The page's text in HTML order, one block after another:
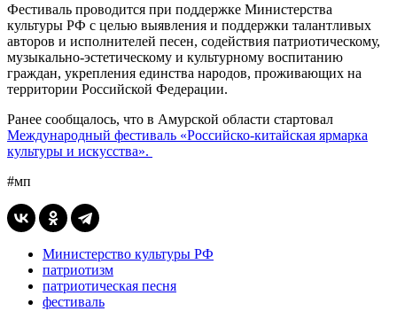
Фестиваль проводится при поддержке Министерства
культуры РФ с целью выявления и поддержки талантливых
авторов и исполнителей песен, содействия патриотическому,
музыкально-эстетическому и культурному воспитанию
граждан, укрепления единства народов, проживающих на
территории Российской Федерации.
Ранее сообщалось, что в Амурской области стартовал
Международный фестиваль «Российско-китайская ярмарка
культуры и искусства».
#мп
Министерство культуры РФ
патриотизм
патриотическая песня
фестиваль